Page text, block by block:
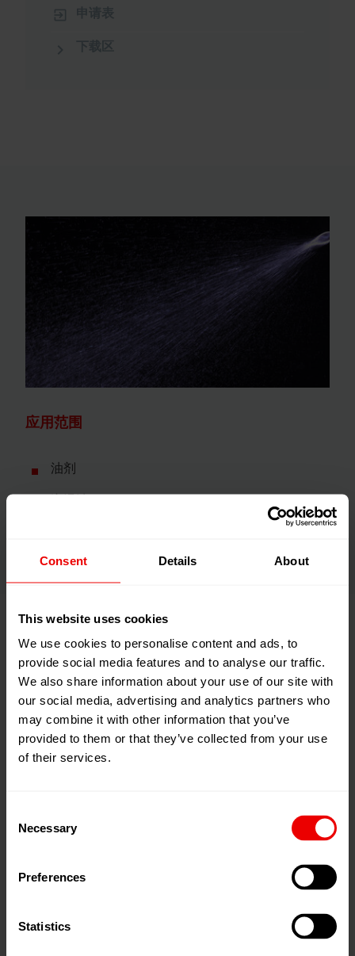
Consent Details About
This website uses cookies
We use cookies to personalise content and ads, to
provide social media features and to analyse our traffic.
We also share information about your use of our site with
our social media, advertising and analytics partners who
may combine it with other information that you’ve
provided to them or that they’ve collected from your use
of their services.
Selection
Necessary
Preferences
Statistics
应用范围
油剂
圆形行星齿轮泵布
方形3-齿轮布置